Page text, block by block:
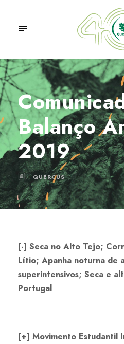
Balanço
2019
QUERCUS
[-] Seca no Alto Tejo;
Lítio; Apanha noturna de
superintensivos; Seca e
Portugal
[+] Movimento Estudantil